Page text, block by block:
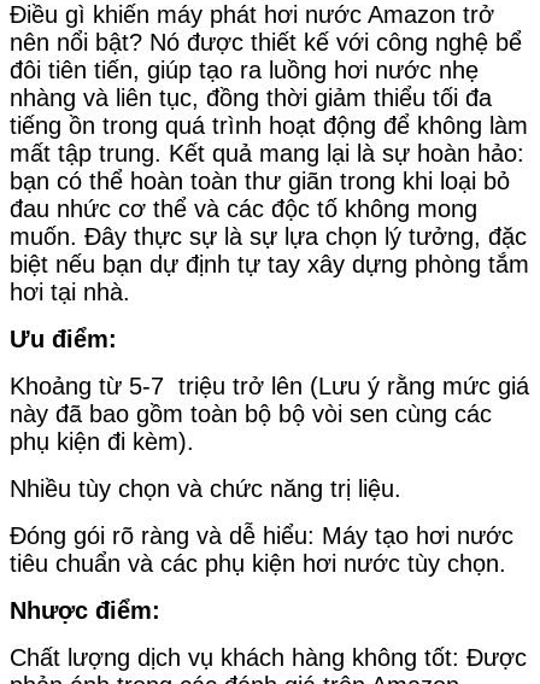
Điều gì khiến máy phát hơi nước Amazon trở
nên nổi bật? Nó được thiết kế với công nghệ bể
đôi tiên tiến, giúp tạo ra luồng hơi nước nhẹ
nhàng và liên tục, đồng thời giảm thiểu tối đa
tiếng ồn trong quá trình hoạt động để không làm
mất tập trung. Kết quả mang lại là sự hoàn hảo:
bạn có thể hoàn toàn thư giãn trong khi loại bỏ
đau nhức cơ thể và các độc tố không mong
muốn. Đây thực sự là sự lựa chọn lý tưởng, đặc
biệt nếu bạn dự định tự tay xây dựng phòng tắm
hơi tại nhà.
Ưu điểm:
Khoảng từ 5-7 triệu trở lên (Lưu ý rằng mức giá
này đã bao gồm toàn bộ bộ vòi sen cùng các
phụ kiện đi kèm).
Nhiều tùy chọn và chức năng trị liệu.
Đóng gói rõ ràng và dễ hiểu: Máy tạo hơi nước
tiêu chuẩn và các phụ kiện hơi nước tùy chọn.
Nhược điểm:
Chất lượng dịch vụ khách hàng không tốt: Được